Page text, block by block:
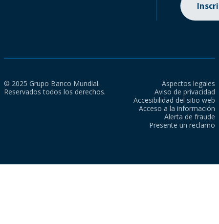
© 2025 Grupo Banco Mundial.
Reservados todos los derechos.
Aspectos legales
Aviso de privacidad
Accesibilidad del sitio web
Acceso a la información
Alerta de fraude
Presente un reclamo